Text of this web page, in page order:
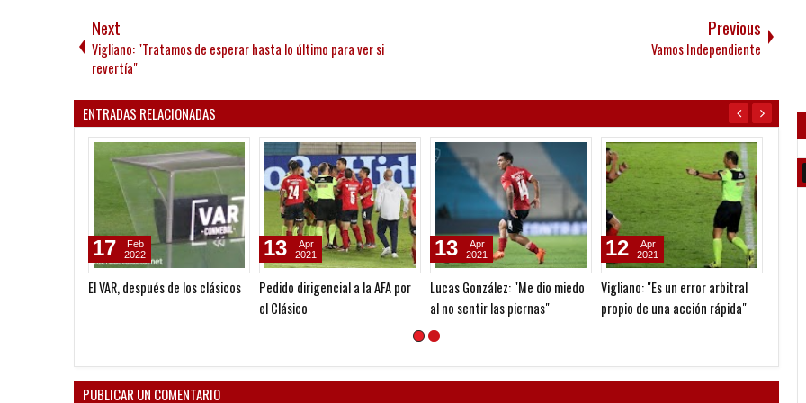
Next
Vigliano: "Tratamos de esperar hasta lo último para ver si
revertía"
Previous
Vamos Independiente
ENTRADAS RELACIONADAS
El VAR, después de los clásicos
17
Feb
2022
Pedido dirigencial a la AFA por
el Clásico
13
Apr
2021
Lucas González: "Me dio miedo
al no sentir las piernas"
13
Apr
2021
Vigliano: "Es un error arbitral
propio de una acción rápida"
12
Apr
2021
PUBLICAR UN COMENTARIO